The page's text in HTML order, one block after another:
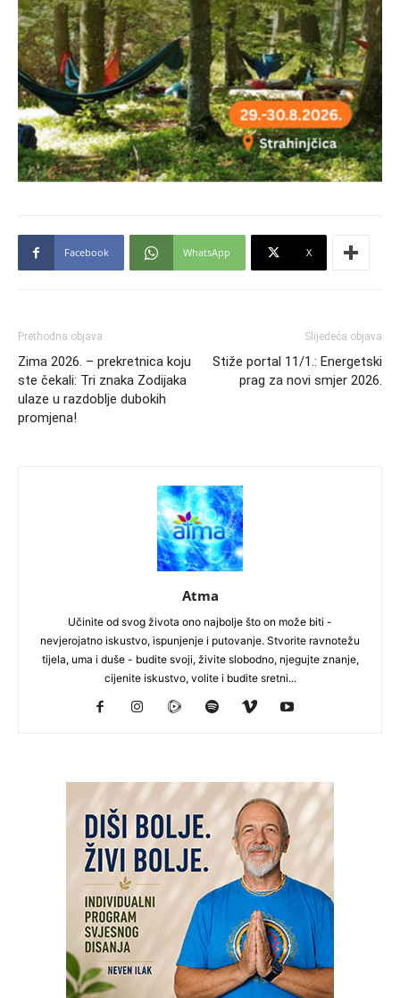
Facebook WhatsApp X
Prethodna objava
Zima 2026. – prekretnica koju
ste čekali: Tri znaka Zodijaka
ulaze u razdoblje dubokih
promjena!
Slijedeća objava
Stiže portal 11/1.: Energetski
prag za novi smjer 2026.
Atma
Učinite od svog života ono najbolje što on može biti -
nevjerojatno iskustvo, ispunjenje i putovanje. Stvorite ravnotežu
tijela, uma i duše - budite svoji, živite slobodno, njegujte znanje,
cijenite iskustvo, volite i budite sretni...